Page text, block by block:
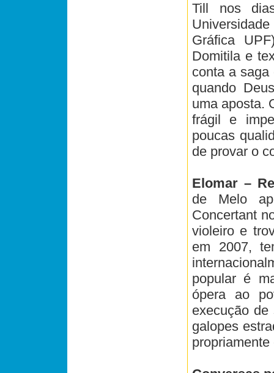
Till nos
Gráfica
Domitila e
conta a saga
quando
uma aposta.
frágil e
poucas
de provar o
Elomar –
de Melo
Concertant
violeiro e
em 2007,
popular é
ópera ao
execução
galopes
propriamente